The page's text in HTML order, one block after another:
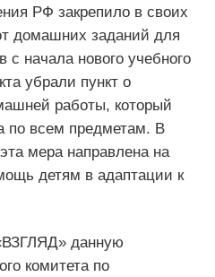
РФ закрепило в своих
домашних заданий для
с начала нового учебного
убрали пункт о
работы, который
по всем предметам. В
мера направлена на
детям в адаптации к
данную
комитета по